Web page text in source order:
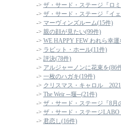
-> ザ・サード・ステージ『ロ
-> ザ・サード・ステージ『イ
-> マーヴィンズルーム(15件)
-> 親の顔が見たい(99件)
-> WE HAPPY FEW われら幸
-> ラビット・ホール(11件)
-> 評決(78件)
-> アルジャーノンに花束を(86
-> 一枚のハガキ(19件)
-> クリスマス・キャロル
-> The Weir ─堰─(21件)
-> ザ・サード・ステージ『8月
-> ザ・サード・ステージ
-> 君恋し(16件)